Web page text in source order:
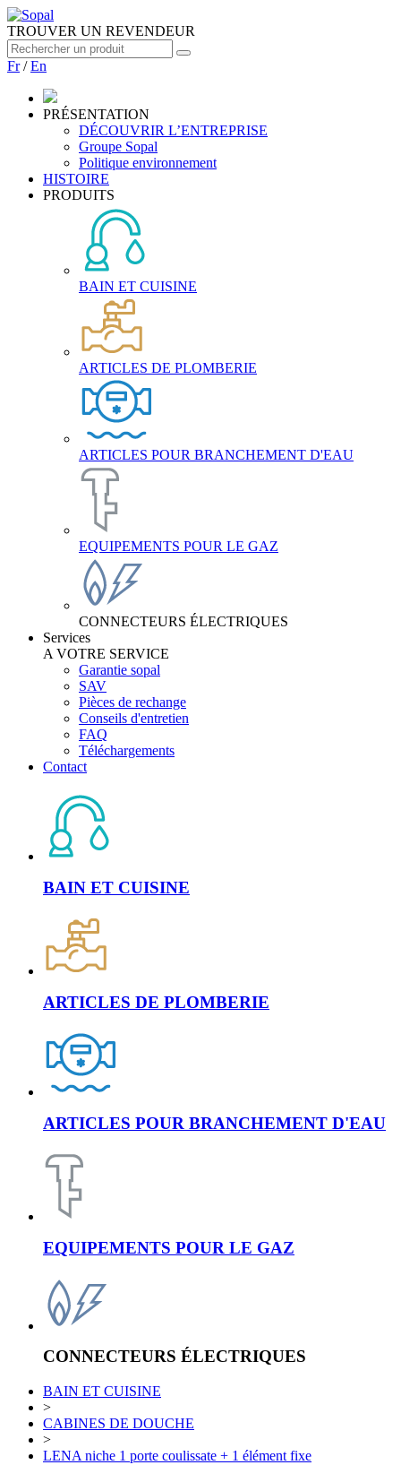
TROUVER UN REVENDEUR
Fr/En
PRÉSENTATION
DÉCOUVRIR L’ENTREPRISE
Groupe Sopal
Politique environnement
HISTOIRE
PRODUITS
BAIN ET CUISINE
ARTICLES DE PLOMBERIE
ARTICLES POUR BRANCHEMENT D'EAU
EQUIPEMENTS POUR LE GAZ
CONNECTEURS ÉLECTRIQUES
Services
A VOTRE SERVICE
Garantie sopal
SAV
Pièces de rechange
Conseils d'entretien
FAQ
Téléchargements
Contact
BAIN ET CUISINE
ARTICLES DE PLOMBERIE
ARTICLES POUR BRANCHEMENT D'EAU
EQUIPEMENTS POUR LE GAZ
CONNECTEURS ÉLECTRIQUES
BAIN ET CUISINE
>
CABINES DE DOUCHE
>
LENA niche 1 porte coulissate + 1 élément fixe